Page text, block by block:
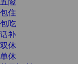
包住
包吃
话补
双休
单休